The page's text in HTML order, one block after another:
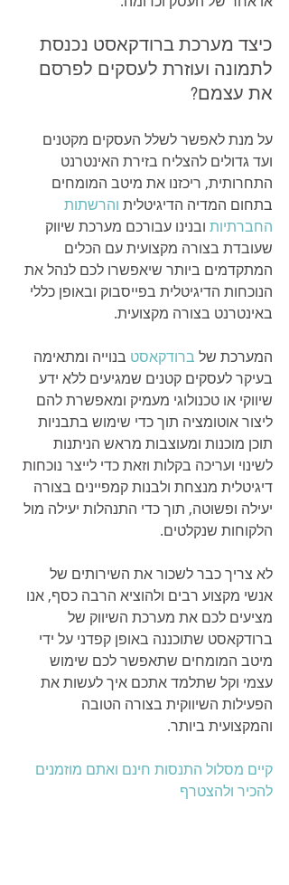
כיצד מערכת ברודקאסט נכנסת
לתמונה ועוזרת לעסקים לפרסם
את עצמם?
על מנת לאפשר לשלל העסקים מקטנים
ועד גדולים להצליח בזירת האינטרנט
התחרותית, ריכזנו את מיטב המומחים
בתחום המדיה הדיגיטלית והרשתות
החברתיות ובנינו עבורכם מערכת שיווק
שעובדת בצורה מקצועית עם הכלים
המתקדמים ביותר שיאפשרו לכם לנהל את
הנוכחות הדיגיטלית בפייסבוק ובאופן כללי
באינטרנט בצורה מקצועית.
המערכת של ברודקאסט בנוייה ומתאימה
בעיקר לעסקים קטנים שמגיעים ללא ידע
שיווקי או טכנולוגי מעמיק ומאפשרת להם
ליצור אוטומציה תוך כדי שימוש בתבניות
תוכן מוכנות ומעוצבות מראש הניתנות
לשינוי ועריכה בקלות וזאת כדי לייצר נוכחות
דיגיטלית מנצחת ולבנות קמפיינים בצורה
יעילה ופשוטה, תוך כדי התנהלות יעילה מול
הלקוחות שנקלטים.
לא צריך כבר לשכור את השירותים של
אנשי מקצוע רבים ולהוציא הרבה כסף, אנו
מציעים לכם את מערכת השיווק של
ברודקאסט שתוכננה באופן קפדני על ידי
מיטב המומחים שתאפשר לכם שימוש
עצמי וקל שתלמד אתכם איך לעשות את
הפעילות השיווקית בצורה הטובה
והמקצועית ביותר.
קיים מסלול התנסות חינם ואתם מוזמנים
להכיר ולהצטרף